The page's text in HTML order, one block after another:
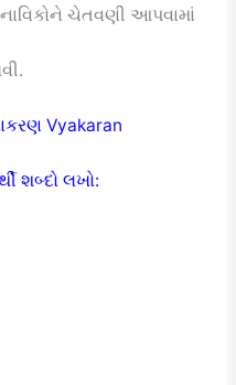
નાવિકોને ચેતવણી આપવામાં
Vyakaran
શબ્દો લખો: